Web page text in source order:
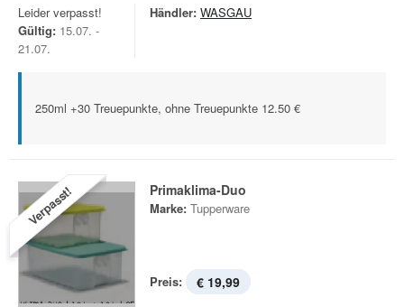
Leider verpasst!
Gültig: 15.07. -
21.07.
Händler: WASGAU
250ml +30 Treuepunkte, ohne Treuepunkte 12.50 €
Verpasst! Primaklima-Duo
Marke: Tupperware
Preis: € 19,99